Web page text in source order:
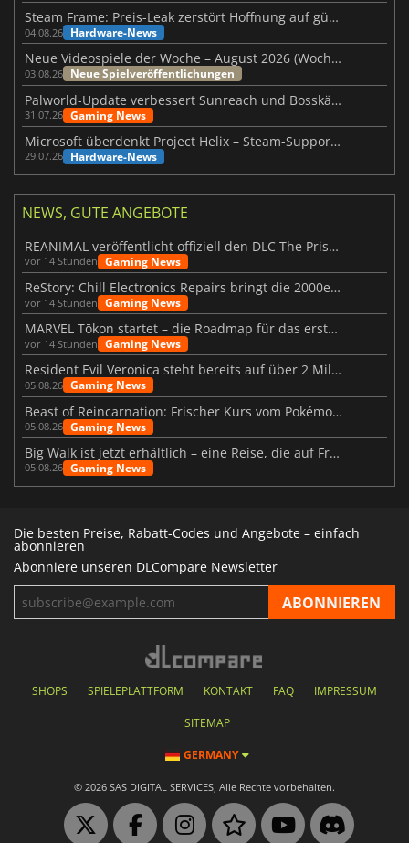
Steam Frame: Preis-Leak zerstört Hoffnung auf günstiges VR-Headset
04.08.26 Hardware-News
Neue Videospiele der Woche – August 2026 (Woche 32)
03.08.26 Neue Spielveröffentlichungen
Palworld-Update verbessert Sunreach und Bosskämpfe deutlich
31.07.26 Gaming News
Microsoft überdenkt Project Helix – Steam-Support gefährdet
29.07.26 Hardware-News
NEWS, GUTE ANGEBOTE
REANIMAL veröffentlicht offiziell den DLC The Prisoner
vor 14 Stunden Gaming News
ReStory: Chill Electronics Repairs bringt die 2000er zurück
vor 14 Stunden Gaming News
MARVEL Tōkon startet – die Roadmap für das erste Jahr wurde vorgestellt
vor 14 Stunden Gaming News
Resident Evil Veronica steht bereits auf über 2 Millionen Wunschlisten
05.08.26 Gaming News
Beast of Reincarnation: Frischer Kurs vom Pokémon-Studio
05.08.26 Gaming News
Big Walk ist jetzt erhältlich – eine Reise, die auf Freundschaft basiert
05.08.26 Gaming News
Die besten Preise, Rabatt-Codes und Angebote – einfach
abonnieren
Abonniere unseren DLCompare Newsletter
SHOPS SPIELEPLATTFORM KONTAKT FAQ IMPRESSUM
SITEMAP
GERMANY
© 2026 SAS DIGITAL SERVICES, Alle Rechte vorbehalten.